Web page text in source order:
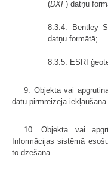
(DXF) datņu
8.3.4. Bentley
datņu formātā;
8.3.5. ESRI
9. Objekta vai
datu pirmreizēja
10. Objekta vai
Informācijas sistēmā
to dzēšana.